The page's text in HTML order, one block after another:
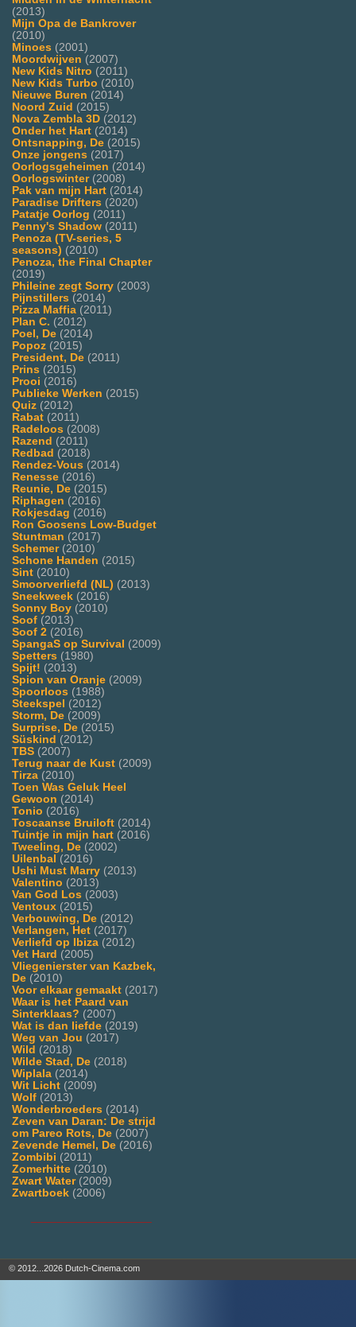
(2013)
Mijn Opa de Bankrover
(2010)
Minoes (2001)
Moordwijven (2007)
New Kids Nitro (2011)
New Kids Turbo (2010)
Nieuwe Buren (2014)
Noord Zuid (2015)
Nova Zembla 3D (2012)
Onder het Hart (2014)
Ontsnapping, De (2015)
Onze jongens (2017)
Oorlogsgeheimen (2014)
Oorlogswinter(2008)
Pak van mijn Hart (2014)
Paradise Drifters (2020)
Patatje Oorlog (2011)
Penny's Shadow (2011)
Penoza (TV-series, 5
seasons) (2010)
Penoza, the Final Chapter
(2019)
Phileine zegt Sorry (2003)
Pijnstillers (2014)
Pizza Maffia (2011)
Plan C. (2012)
Poel, De (2014)
Popoz (2015)
President, De (2011)
Prins (2015)
Prooi (2016)
Publieke Werken (2015)
Quiz (2012)
Rabat (2011)
Radeloos (2008)
Razend (2011)
Redbad (2018)
Rendez-Vous (2014)
Renesse (2016)
Reunie, De (2015)
Riphagen (2016)
Rokjesdag (2016)
Ron Goosens Low-Budget
Stuntman (2017)
Schemer(2010)
Schone Handen (2015)
Sint (2010)
Smoorverliefd (NL) (2013)
Sneekweek (2016)
Sonny Boy (2010)
Soof (2013)
Soof 2 (2016)
SpangaS op Survival (2009)
Spetters (1980)
Spijt! (2013)
Spion van Oranje (2009)
Spoorloos (1988)
Steekspel (2012)
Storm, De (2009)
Surprise, De (2015)
Süskind (2012)
TBS (2007)
Terug naar de Kust (2009)
Tirza (2010)
Toen Was Geluk Heel
Gewoon (2014)
Tonio (2016)
Toscaanse Bruiloft (2014)
Tuintje in mijn hart (2016)
Tweeling, De (2002)
Uilenbal (2016)
Ushi Must Marry (2013)
Valentino (2013)
Van God Los (2003)
Ventoux (2015)
Verbouwing, De (2012)
Verlangen, Het (2017)
Verliefd op Ibiza (2012)
Vet Hard (2005)
Vliegenierster van Kazbek,
De (2010)
Voor elkaar gemaakt (2017)
Waar is het Paard van
Sinterklaas? (2007)
Wat is dan liefde (2019)
Weg van Jou (2017)
Wild (2018)
Wilde Stad, De (2018)
Wiplala (2014)
Wit Licht (2009)
Wolf (2013)
Wonderbroeders (2014)
Zeven van Daran: De strijd
om Pareo Rots, De (2007)
Zevende Hemel, De (2016)
Zombibi (2011)
Zomerhitte (2010)
Zwart Water(2009)
Zwartboek (2006)
© 2012...2026 Dutch-Cinema.com